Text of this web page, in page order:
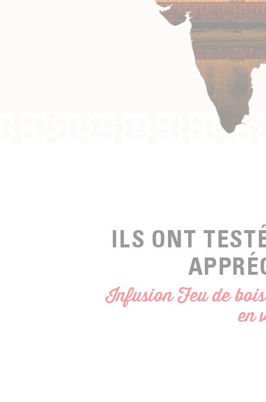
ILS ONT
Infusion Feu de
en